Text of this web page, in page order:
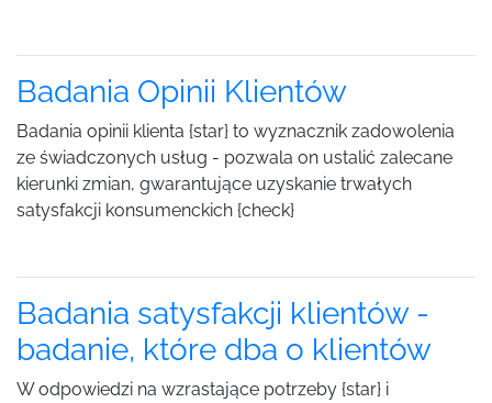
Badania Opinii Klientów
Badania opinii klienta {star} to wyznacznik zadowolenia
ze świadczonych usług - pozwala on ustalić zalecane
kierunki zmian, gwarantujące uzyskanie trwałych
satysfakcji konsumenckich {check}
Badania satysfakcji klientów -
badanie, które dba o klientów
W odpowiedzi na wzrastające potrzeby {star} i